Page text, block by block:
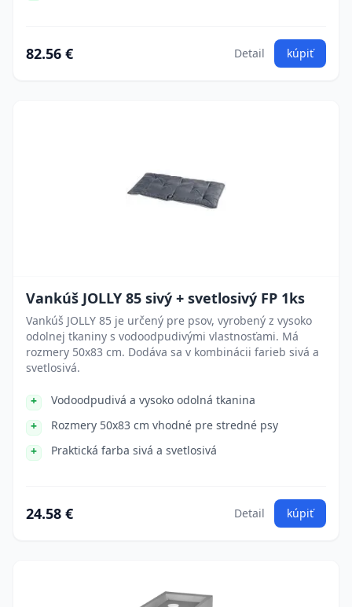
82.56 € Detail kúpiť
Vankúš JOLLY 85 sivý + svetlosivý FP 1ks
Vankúš JOLLY 85 je určený pre psov, vyrobený z vysoko
odolnej tkaniny s vodoodpudivými vlastnosťami. Má
rozmery 50x83 cm. Dodáva sa v kombinácii farieb sivá a
svetlosivá.
Vodoodpudivá a vysoko odolná tkanina
Rozmery 50x83 cm vhodné pre stredné psy
Praktická farba sivá a svetlosivá
24.58 € Detail kúpiť